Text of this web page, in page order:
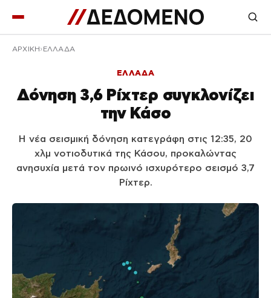
ΑΡΧΙΚΉ ΕΛΛΑΔΑ
ΕΛΛΑΔΑ
Δόνηση 3,6 Ρίχτερ συγκλονίζει
την Κάσο
Η νέα σεισμική δόνηση κατεγράφη στις 12:35, 20
χλμ νοτιοδυτικά της Κάσου, προκαλώντας
ανησυχία μετά τον πρωινό ισχυρότερο σεισμό 3,7
Ρίχτερ.